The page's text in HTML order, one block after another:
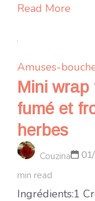
Read More
Amuses-
Mini
fumé et
herbes
Couzina
min read
Ingrédients:1